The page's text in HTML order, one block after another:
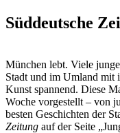
Post:
Süddeutsche
München lebt. Viele
Stadt und im Umland mit
Kunst spannend. Diese
Woche vorgestellt – von
besten Geschichten der
Zeitung auf der Seite